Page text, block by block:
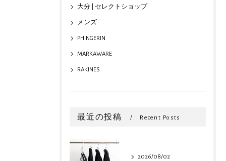
大分 | セレクトショップ
メンズ
PHINGERIN
MARKAWARE
RAKINES
最近の投稿 Recent Posts
2026/08/02